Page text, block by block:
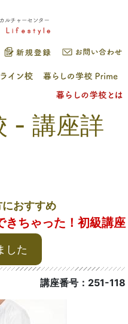
- 講座詳
おすすめ
きちゃった！初級講座
した
講座番号：251-118